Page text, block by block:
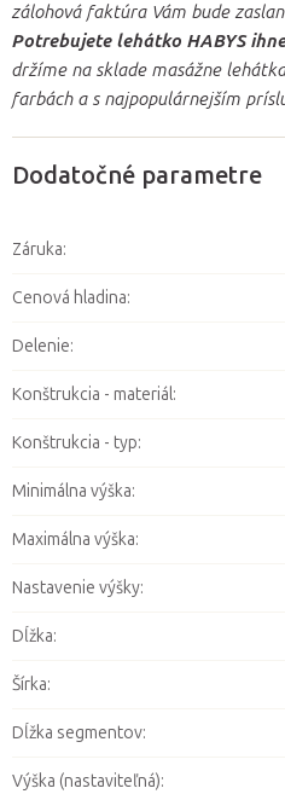
zálohová faktúra Vám bude
Potrebujete lehátko HABYS
držíme na sklade masážne
farbách a s najpopulárnejším
Dodatočné parametre
Záruka:
Cenová hladina:
Delenie:
Konštrukcia - materiál:
Konštrukcia - typ:
Minimálna výška:
Maximálna výška:
Nastavenie výšky:
Dĺžka:
Šírka:
Dĺžka segmentov:
Výška (nastaviteľná):